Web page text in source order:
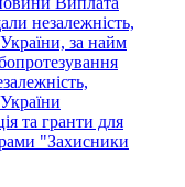
незалежність,
України, за найм
та гранти для
"Захисники